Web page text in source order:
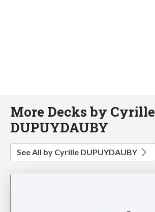
More Decks by Cyrille
DUPUYDAUBY
See All by Cyrille DUPUYDAUBY